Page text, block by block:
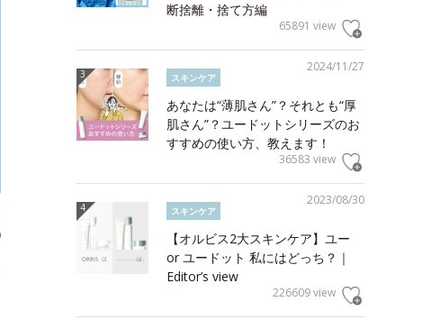
断捨離・捨て方編
65891 view
2024/11/27
スキンケア
あなたは“薄肌さん”？それとも“厚
肌さん”？ユードットシリーズのお
すすめの使い方、教えます！
36583 view
2023/08/30
スキンケア
【オルビス2大スキンケア】ユー
or ユードット 私にはどっち？｜
Editor’s view
226609 view